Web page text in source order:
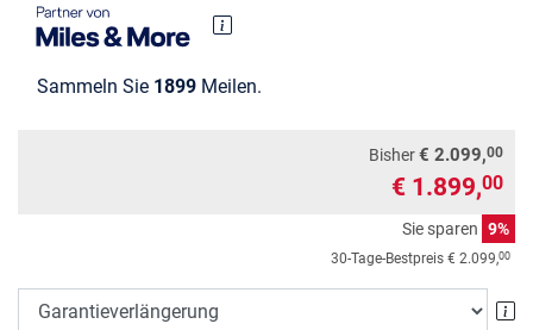
Sammeln Sie 1899 Meilen.
Bisher€ 2.099,00
€ 1.899,00
Sie sparen 9%
30-Tage-Bestpreis € 2.099,00